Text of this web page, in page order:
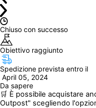
Chiuso con successo
Obiettivo raggiunto
Spedizione prevista entro il
April 05, 2024
Da sapere
🛒 È possibile acquistare
Outpost" scegliendo